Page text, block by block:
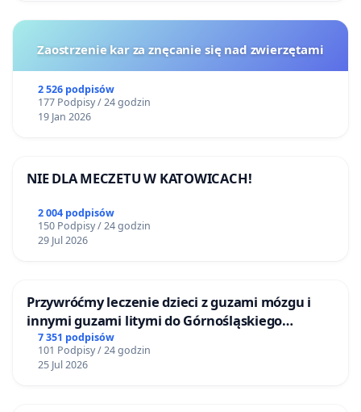
Zaostrzenie kar za znęcanie się nad zwierzętami
2 526 podpisów
177 Podpisy / 24 godzin
19 Jan 2026
NIE DLA MECZETU W KATOWICACH!
2 004 podpisów
150 Podpisy / 24 godzin
29 Jul 2026
Przywróćmy leczenie dzieci z guzami mózgu i
innymi guzami litymi do Górnośląskiego
Centrum Zdrowia Dziecka w Katowicach
7 351 podpisów
101 Podpisy / 24 godzin
25 Jul 2026